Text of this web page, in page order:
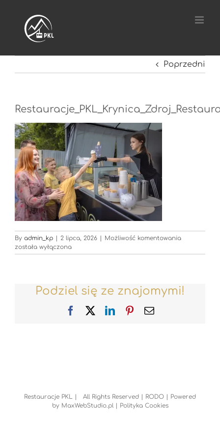
zawartości
Poprzedni
By admin_kp | 2 lipca, 2026 | Możliwość komentowania
została wyłączona
Podziel się ze znajomymi!
FacebookLinkedInPinterest
Email
Restauracje PKL | All Rights Reserved | RODO | Powered
by MaxWebStudio.pl| Polityka Cookies